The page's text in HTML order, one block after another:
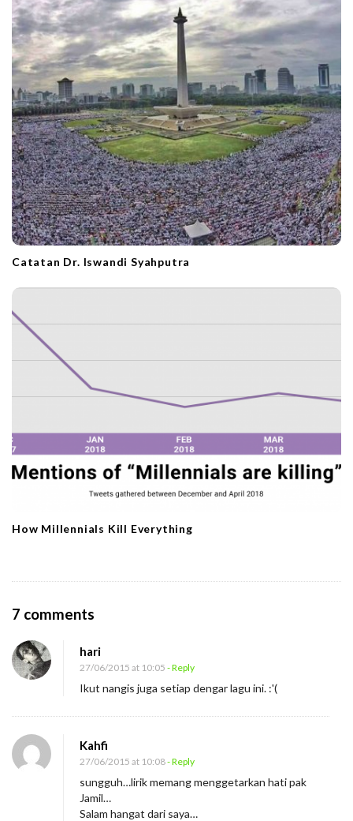
Catatan Dr. Iswandi Syahputra
How Millennials Kill Everything
7 comments
C
i
s
y
e
,
hari
27/06/2015 at 10:05 - Reply
Ikut nangis juga setiap dengar lagu ini. :'(
Kahfi
27/06/2015 at 10:08- Reply
sungguh…lirik memang menggetarkan hati pak
Jamil…
Salam hangat dari saya…